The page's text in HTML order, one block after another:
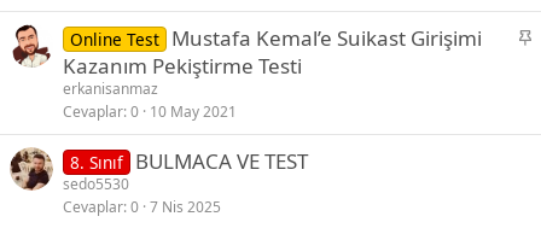
t
S
t
Online Test Mustafa Kemal’e Suikast Girişimi
Kazanım Pekiştirme Testi
erkanisanmaz
Cevaplar 0 10 May 2021
8. Sınıf BULMACA VE TEST
sedo5530
Cevaplar 0 7 Nis 2025